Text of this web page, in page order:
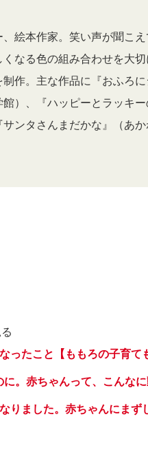
絵本作家。笑い声が聞こ
なる色の組み合わせを大
制作。主な作品に『おふろ
館）、『ハッピーとラッキー
サンタさんまだかな』（あか
ったこと【ももろの子育て